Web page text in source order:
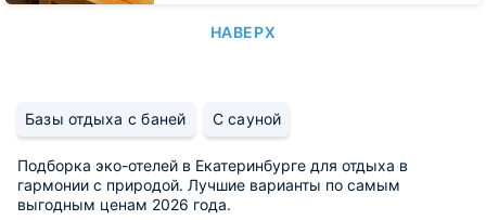
НАВЕРХ
Базы отдыха с баней С сауной
Подборка эко-отелей в Екатеринбурге для отдыха в
гармонии с природой. Лучшие варианты по самым
выгодным ценам 2026 года.